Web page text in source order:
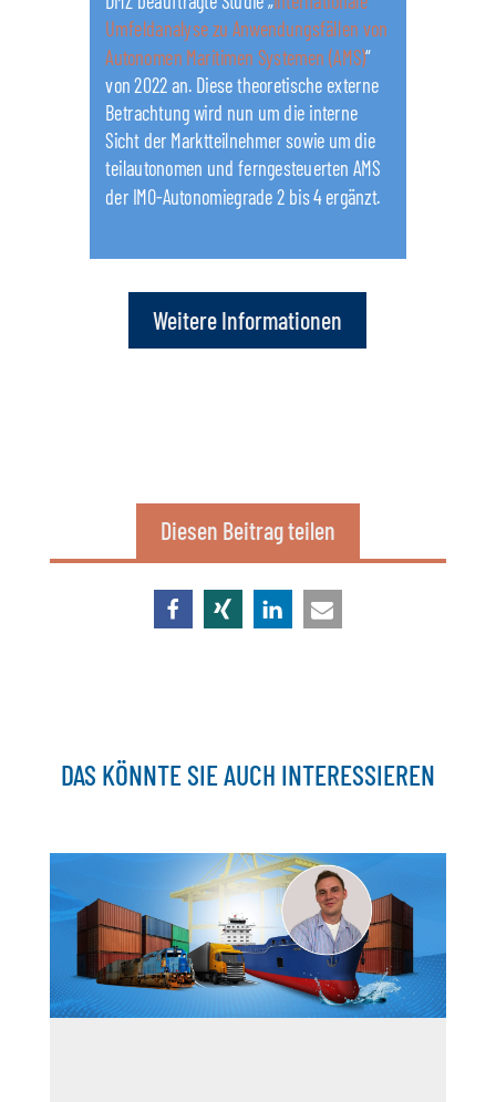
Umfeldanalyse zu Anwendungsfällen von
Autonomen Maritimen Systemen (AMS)“
von 2022 an. Diese theoretische externe
Betrachtung wird nun um die interne
Sicht der Marktteilnehmer sowie um die
teilautonomen und ferngesteuerten AMS
der IMO-Autonomiegrade 2 bis 4 ergänzt.
Weitere Informationen
Diesen Beitrag teilen
DAS KÖNNTE SIE AUCH INTERESSIEREN